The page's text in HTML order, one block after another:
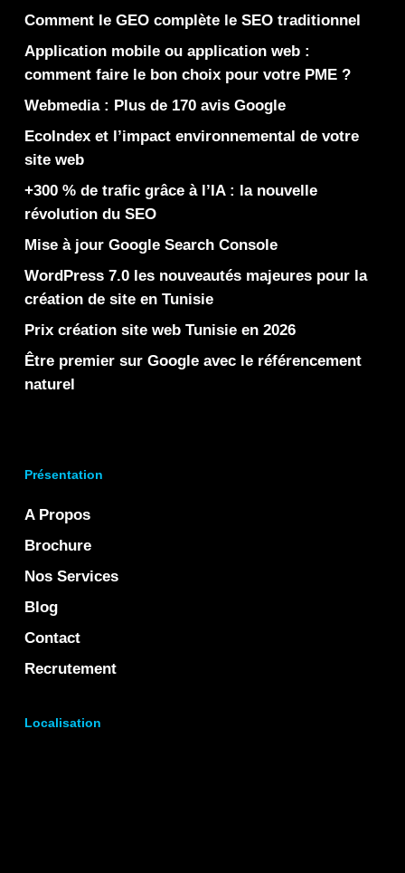
Comment le GEO complète le SEO traditionnel
Application mobile ou application web :
comment faire le bon choix pour votre PME ?
Webmedia : Plus de 170 avis Google
EcoIndex et l’impact environnemental de votre
site web
+300 % de trafic grâce à l’IA : la nouvelle
révolution du SEO
Mise à jour Google Search Console
WordPress 7.0 les nouveautés majeures pour la
création de site en Tunisie
Prix création site web Tunisie en 2026
Être premier sur Google avec le référencement
naturel
Présentation
A Propos
Brochure
Nos Services
Blog
Contact
Recrutement
Localisation